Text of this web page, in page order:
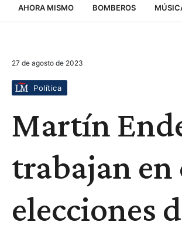
AHORA MISMO BOMBEROS
VIRALES ACCIDENTES
27 de agosto de 2023
Política
Martín
trabajan en
elecciones